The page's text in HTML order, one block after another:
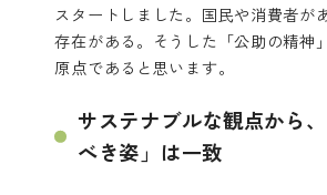
スタートしました。国民や消費者が
存在がある。そうした「公助の精神
原点であると思います。
サステナブルな観点から
べき姿」は一致